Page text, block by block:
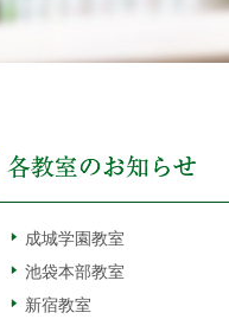
成城学園教室
池袋本部教室
新宿教室